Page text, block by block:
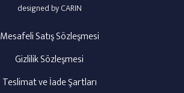
designed by CARIN
Mesafeli Satış Sözleşmesi
Gizlilik Sözleşmesi
Teslimat ve İade Şartları